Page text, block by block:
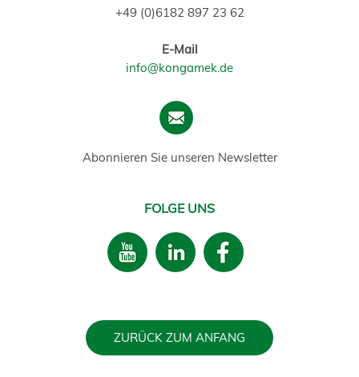
+49 (0)6182 897 23 62
E-Mail
info@kongamek.de
Abonnieren Sie unseren Newsletter
FOLGE UNS
ZURÜCK ZUM ANFANG